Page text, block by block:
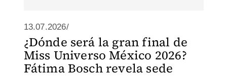
13.07.2026/
¿Dónde será la gran final de
Miss Universo México 2026?
Fátima Bosch revela sede